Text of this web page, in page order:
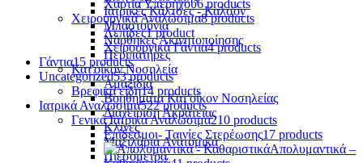
Ιατρικές Κάλτσες - Καλσόν
Μπαστούνια
Νάρθηκες Ακινητοποίησης
Περιπατήρες
Κατ'οίκον Νοσηλεία
Αμαξίδια
Βοηθήματα Κατ'οίκον Νοσηλείας
Διαχείριση Ακράτειας
Κλίνες
Μαξιλάρια Ανατομικά
Πιεσόμετρα
Χαρτιά Υπερήχου6 products
Χειρουργικά Αναλώσιμα8 products
Λεπίδες1 product
Χειρουργικά Γάντια4 products
Γάντια15 products
Uncategorized53 products
Βρεφικά είδη14 products
Ιατρικά Αναλώσιμα522 products
Γενικά Ιατρικά Αναλώσιμα210 products
Επίδεσμοι- Ταινίες Στερέωσης17 products
Απολυμαντικά –